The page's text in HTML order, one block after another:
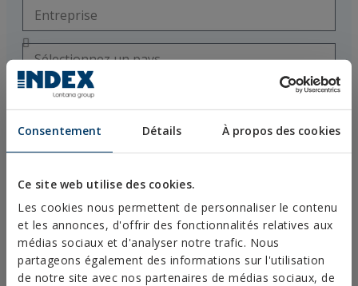
Consentement Détails À propos des cookies
Ce site web utilise des cookies.
Les cookies nous permettent de personnaliser le contenu
et les annonces, d'offrir des fonctionnalités relatives aux
médias sociaux et d'analyser notre trafic. Nous
partageons également des informations sur l'utilisation
de notre site avec nos partenaires de médias sociaux, de
J'accepte que mes données personnelles soient utilisées par le